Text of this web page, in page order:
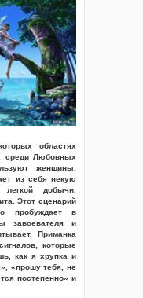
областях
среди Любовных
женщины.
из себя некую
легкой добычи,
Этот сценарий
пробуждает в
завоевателя и
Приманка
которые
как я хрупка и
«прошу тебя, не
постепенно» и